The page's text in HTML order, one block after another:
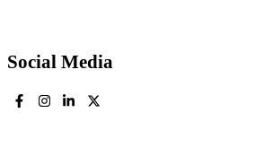
Social Media